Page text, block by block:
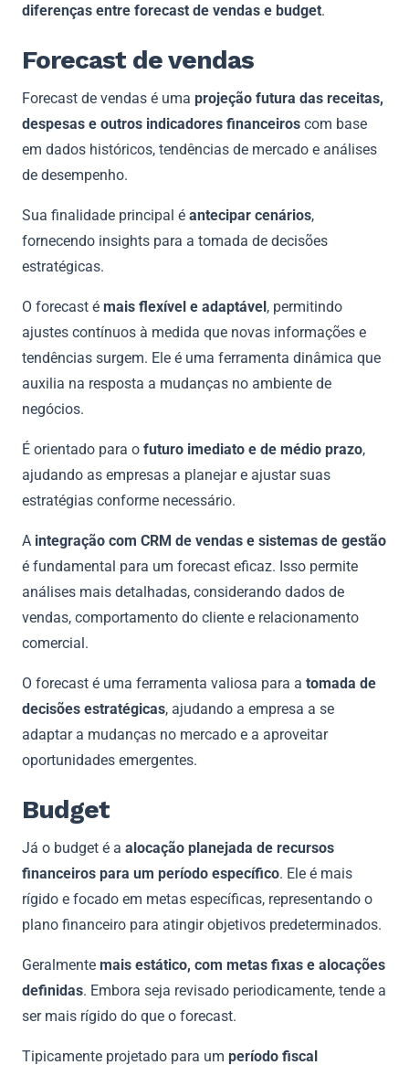
diferenças entre forecast de vendas e budget.
Forecast de vendas
Forecast de vendas é uma projeção futura das receitas,
despesas e outros indicadores financeiros com base
em dados históricos, tendências de mercado e análises
de desempenho.
Sua finalidade principal é antecipar cenários,
fornecendo insights para a tomada de decisões
estratégicas.
O forecast é mais flexível e adaptável, permitindo
ajustes contínuos à medida que novas informações e
tendências surgem. Ele é uma ferramenta dinâmica que
auxilia na resposta a mudanças no ambiente de
negócios.
É orientado para o futuro imediato e de médio prazo,
ajudando as empresas a planejar e ajustar suas
estratégias conforme necessário.
A integração com CRM de vendas e sistemas de gestão
é fundamental para um forecast eficaz. Isso permite
análises mais detalhadas, considerando dados de
vendas, comportamento do cliente e relacionamento
comercial.
O forecast é uma ferramenta valiosa para a tomada de
decisões estratégicas, ajudando a empresa a se
adaptar a mudanças no mercado e a aproveitar
oportunidades emergentes.
Budget
Já o budget é a alocação planejada de recursos
financeiros para um período específico. Ele é mais
rígido e focado em metas específicas, representando o
plano financeiro para atingir objetivos predeterminados.
Geralmente mais estático, com metas fixas e alocações
definidas. Embora seja revisado periodicamente, tende a
ser mais rígido do que o forecast.
Tipicamente projetado para um período fiscal